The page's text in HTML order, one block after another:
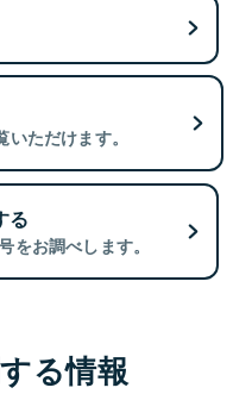
ただけます。
る
をお調べします。
る情報